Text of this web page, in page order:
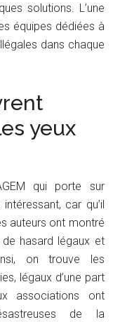
solutions. L’une
équipes dédiées à
dans chaque
yeux
qui porte sur
car qu’il
auteurs ont montré
hasard légaux et
on trouve les
légaux d’une part
associations ont
de la